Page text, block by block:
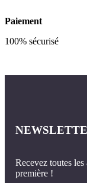
Paiement
100% sécurisé
Recevez toutes
première !